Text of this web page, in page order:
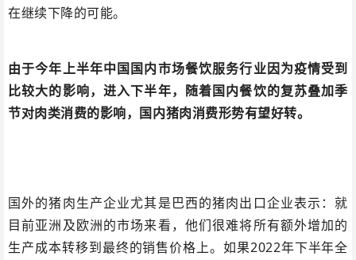
在继续下降的可能。
由于今年上半年中国国内市场餐饮服务行业因为疫情受到
比较大的影响，进入下半年，随着国内餐饮的复苏叠加季
节对肉类消费的影响，国内猪肉消费形势有望好转。
国外的猪肉生产企业尤其是巴西的猪肉出口企业表示：就
目前亚洲及欧洲的市场来看，他们很难将所有额外增加的
生产成本转移到最终的销售价格上。如果2022年下半年全